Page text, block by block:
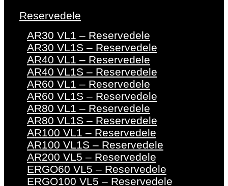
Reservedele
AR30 VL1 – Reservedele
AR30 VL1S – Reservedele
AR40 VL1 – Reservedele
AR40 VL1S – Reservedele
AR60 VL1 – Reservedele
AR60 VL1S – Reservedele
AR80 VL1 – Reservedele
AR80 VL1S – Reservedele
AR100 VL1 – Reservedele
AR100 VL1S – Reservedele
AR200 VL5 – Reservedele
ERGO60 VL5 – Reservedele
ERGO100 VL5 – Reservedele